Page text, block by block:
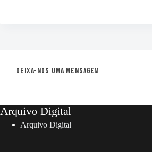
Deixa-nos uma mensagem
Arquivo Digital
Arquivo Digital